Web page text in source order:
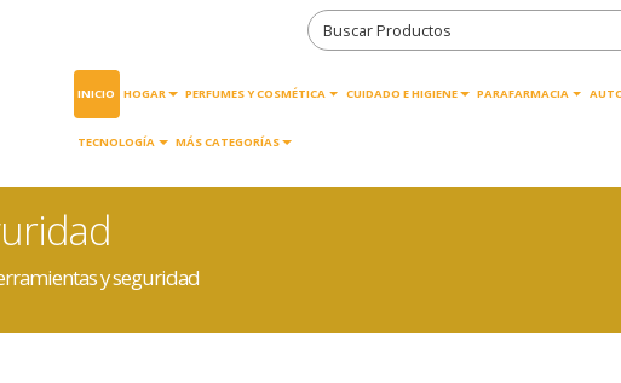
INICIO HOGAR PERFUMES Y COSMÉTICA CUIDADO E HIGIENE PARAFARMACIA
TECNOLOGÍA MÁS CATEGORÍAS
y seguridad